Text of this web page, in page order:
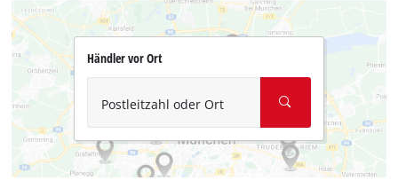
Händler vor Ort
Postleitzahl oder Ort